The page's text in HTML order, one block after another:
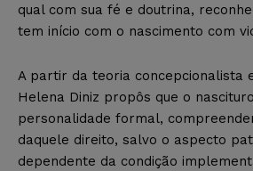
qual com sua fé e doutrina,
tem início com o nascimento com
A partir da teoria concepcionalista
Helena Diniz propôs que o
personalidade formal,
daquele direito, salvo o aspecto
dependente da condição